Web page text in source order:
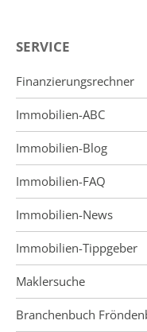
SERVICE
Finanzierungsrechner
Immobilien-ABC
Immobilien-Blog
Immobilien-FAQ
Immobilien-News
Immobilien-Tippgeber
Maklersuche
Branchenbuch